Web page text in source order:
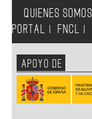
QUIENES SOMOS
PORTAL
FNCL
APOYO DE